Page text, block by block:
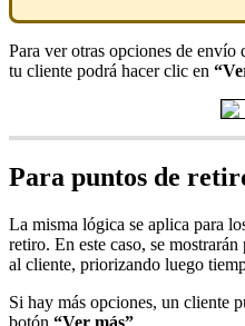
Para ver otras opciones de envío
tu cliente podrá hacer clic en
Para puntos de
La misma lógica se aplica para
retiro. En este caso, se
al cliente, priorizando luego
Si hay más opciones, un cliente